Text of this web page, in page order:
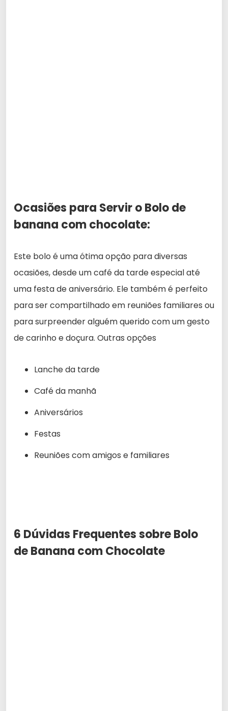
Ocasiões para Servir oBolo de
banana com chocolate:
Este bolo é uma ótima opção para diversas
ocasiões, desde um café da tarde especial até
uma festa de aniversário. Ele também é perfeito
para ser compartilhado em reuniões familiares ou
para surpreender alguém querido com um gesto
de carinho e doçura. Outras opções
Lanche da tarde
Café da manhã
Aniversários
Festas
Reuniões com amigos e familiares
6 Dúvidas Frequentes sobre Bolo
de Banana com Chocolate